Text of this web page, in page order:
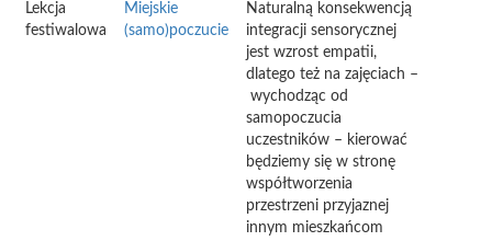
Lekcja
festiwalowa
Miejskie
(samo)poczucie
Naturalną konsekwencją
integracji sensorycznej
jest wzrost empatii,
dlatego też na zajęciach –
wychodząc od
samopoczucia
uczestników – kierować
będziemy się w stronę
współtworzenia
przestrzeni przyjaznej
innym mieszkańcom